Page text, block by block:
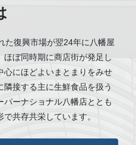
た復興市場が翌24年に八幡屋
ぼ同時期に商店街が発足し
心にほどよいまとまりをみせ
接する主に生鮮食品を扱う
パーナショナル八幡店ととも
共存共栄しています。